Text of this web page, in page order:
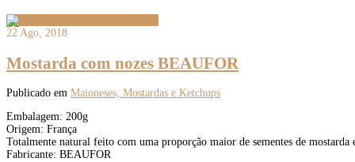
22 Ago, 2018
Mostarda com nozes BEAUFOR
Publicado em Maioneses, Mostardas e Ketchups
Embalagem: 200g
Origem: França
Totalmente natural feito com uma proporção maior de sementes de mostarda
Fabricante: BEAUFOR